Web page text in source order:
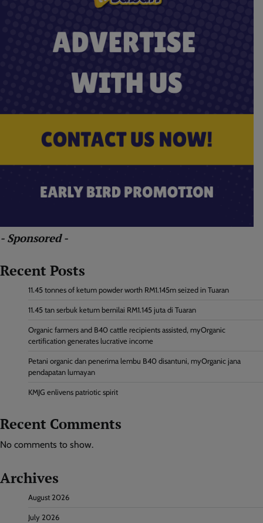
- Sponsored -
Recent Posts
11.45 tonnes of ketum powder worth RM1.145m seized in Tuaran
11.45 tan serbuk ketum bernilai RM1.145 juta di Tuaran
Organic farmers and B40 cattle recipients assisted, myOrganic
certification generates lucrative income
Petani organic dan penerima lembu B40 disantuni, myOrganic jana
pendapatan lumayan
KMJG enlivens patriotic spirit
Recent Comments
No comments to show.
Archives
August 2026
July 2026